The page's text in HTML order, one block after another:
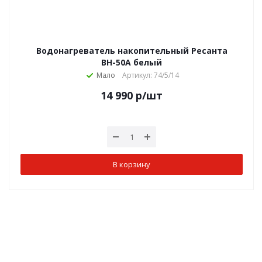
Водонагреватель накопительный Ресанта
ВН-50А белый
Мало Артикул: 74/5/14
14 990 р/шт
В корзину